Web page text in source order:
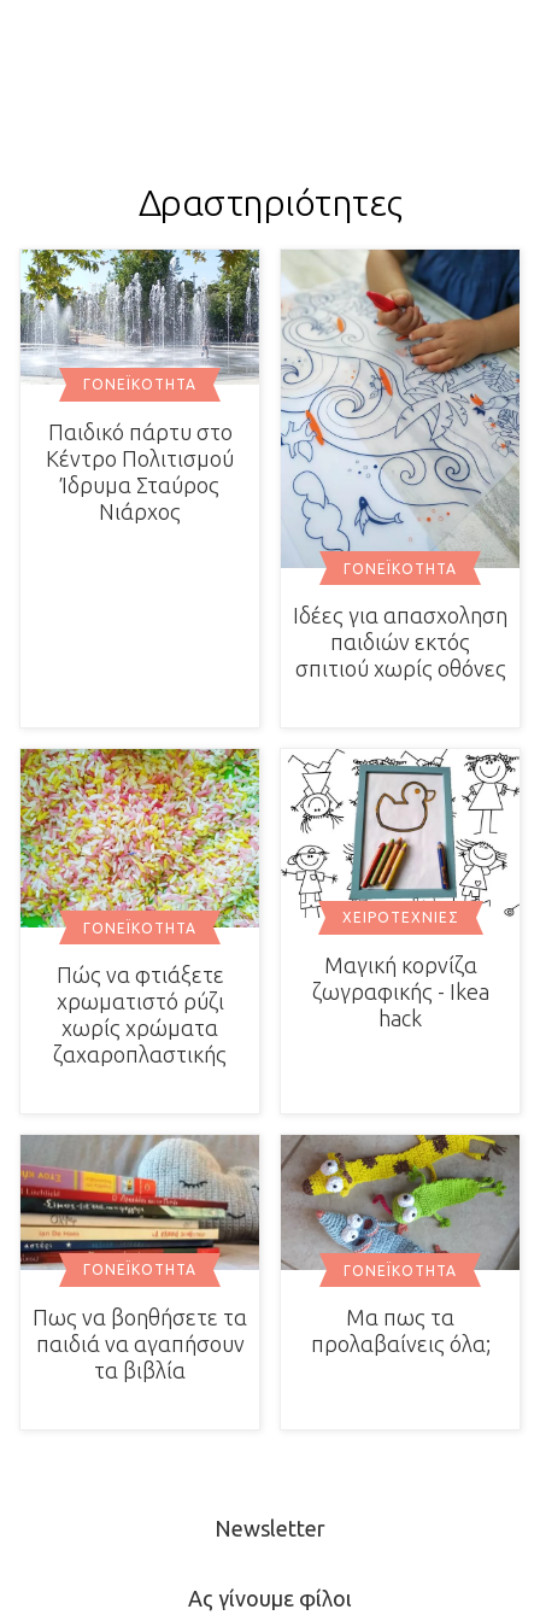
Δραστηριότητες
ΓΟΝΕΪΚΌΤΗΤΑ
Παιδικό πάρτυ στο
Κέντρο Πολιτισμού
Ίδρυμα Σταύρος
Νιάρχος
ΓΟΝΕΪΚΌΤΗΤΑ
Ιδέες για απασχοληση
παιδιών εκτός
σπιτιού χωρίς οθόνες
ΓΟΝΕΪΚΌΤΗΤΑ
Πώς να φτιάξετε
χρωματιστό ρύζι
χωρίς χρώματα
ζαχαροπλαστικής
ΧΕΙΡΟΤΕΧΝΊΕΣ
Μαγική κορνίζα
ζωγραφικής - Ikea
hack
ΓΟΝΕΪΚΌΤΗΤΑ
Πως να βοηθήσετε τα
παιδιά να αγαπήσουν
τα βιβλία
ΓΟΝΕΪΚΌΤΗΤΑ
Μα πως τα
προλαβαίνεις όλα;
Newsletter
Ας γίνουμε φίλοι